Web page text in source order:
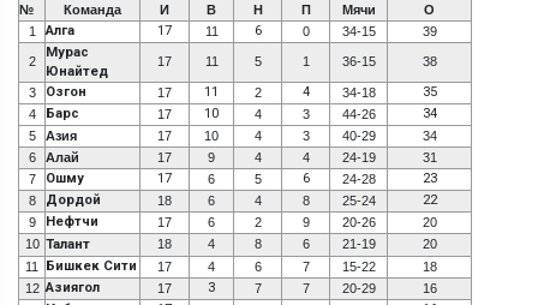
№ Команда И В Н П Мячи
О
1
Алга 17 11 6 0 34-15 39
2
Мурас
Юнайтед
17 11 5 1 36-15 38
3 Озгон 17 11 2 4 34-18 35
4 Барс 17 10 4 3 44-26 34
5 Азия 17 10 4 3 40-29
34
6
Алай 17 9 4 4 24-19
31
7
Ошму 17 6 5 6 24-28 23
8 Дордой 18 6 4 8 25-24 22
9 Нефтчи 17 6 2 9 20-26
20
10 Талант 18 4 8 6 21-19
20
11
Бишкек Сити 17 4 6 7 15-22
18
12 Азиягол 17 3 7 7 20-29
16